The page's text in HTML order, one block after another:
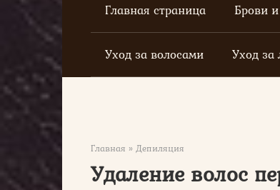
Главная страница Брови
Уход за волосами Уход за
Главная » Депиляция
Удаление волос